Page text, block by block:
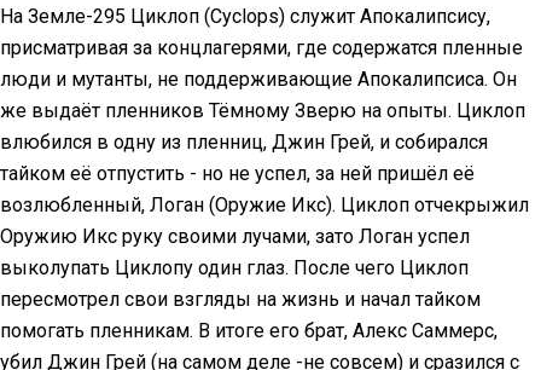
На Земле-295 Циклоп (Cyclops) служит Апокалипсису,
присматривая за концлагерями, где содержатся пленные
люди и мутанты, не поддерживающие Апокалипсиса. Он
же выдаёт пленников Тёмному Зверю на опыты. Циклоп
влюбился в одну из пленниц, Джин Грей, и собирался
тайком её отпустить - но не успел, за ней пришёл её
возлюбленный, Логан (Оружие Икс). Циклоп отчекрыжил
Оружию Икс руку своими лучами, зато Логан успел
выколупать Циклопу один глаз. После чего Циклоп
пересмотрел свои взгляды на жизнь и начал тайком
помогать пленникам. В итоге его брат, Алекс Саммерс,
убил Джин Грей (на самом деле -не совсем) и сразился с